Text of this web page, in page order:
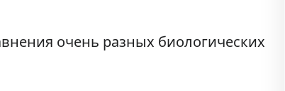
очень разных биологических